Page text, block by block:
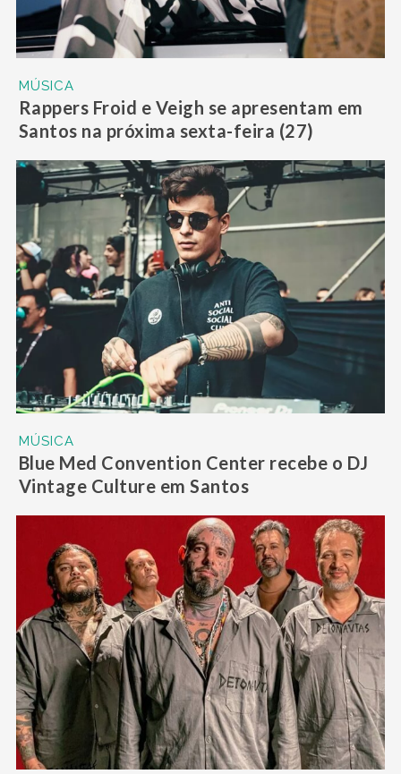
MÚSICA
Rappers Froid e Veigh se apresentam em
Santos na próxima sexta-feira (27)
MÚSICA
Blue Med Convention Center recebe o DJ
Vintage Culture em Santos